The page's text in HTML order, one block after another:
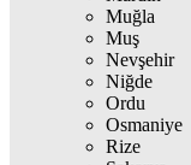
Muğla
Muş
Nevşehir
Niğde
Ordu
Osmaniye
Rize